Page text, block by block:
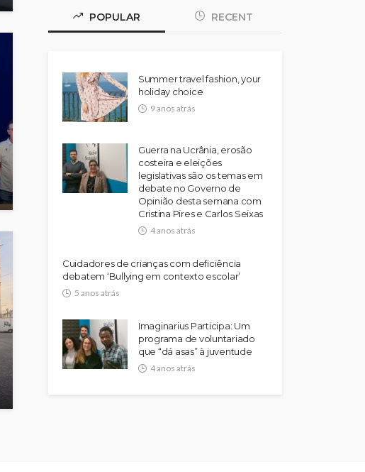
POPULAR RECENT
Summer travel fashion, your
holiday choice
9 anos atrás
Guerra na Ucrânia, erosão
costeira e eleições
legislativas são os temas em
debate no Governo de
Opinião desta semana com
Cristina Pires e Carlos Seixas
4 anos atrás
Cuidadores de crianças com deficiência
debatem ‘Bullying em contexto escolar’
5 anos atrás
Imaginarius Participa: Um
programa de voluntariado
que “dá asas” à juventude
4 anos atrás